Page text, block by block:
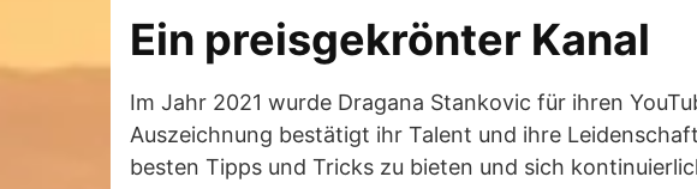
Ein preisgekrönter Kanal
Im Jahr 2021 wurde Dragana Stankovic für ihren
Auszeichnung bestätigt ihr Talent und ihre
besten Tipps und Tricks zu bieten und sich